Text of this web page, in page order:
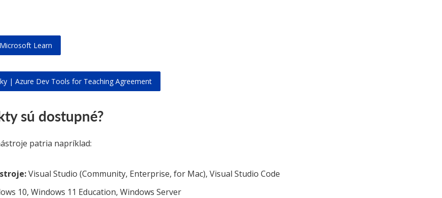
Learn
| Azure Dev Tools for Teaching Agreement
sú dostupné?
patria napríklad:
Visual Studio (Community, Enterprise, for Mac), Visual Studio Code
10, Windows 11 Education, Windows Server